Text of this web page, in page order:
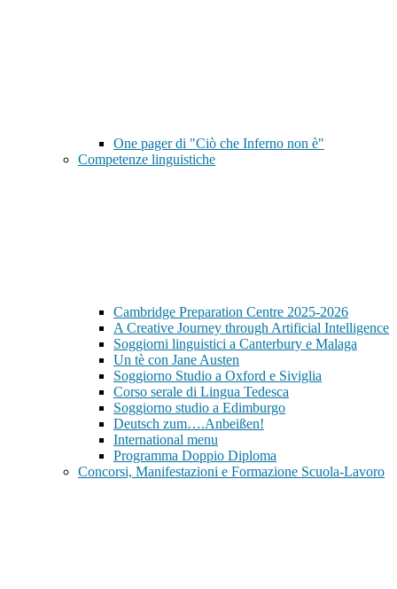
One pager di "Ciò che Inferno non è"
Competenze linguistiche
Cambridge Preparation Centre 2025-2026
A Creative Journey through Artificial Intelligence
Soggiorni linguistici a Canterbury e Malaga
Un tè con Jane Austen
Soggiorno Studio a Oxford e Siviglia
Corso serale di Lingua Tedesca
Soggiorno studio a Edimburgo
Deutsch zum….Anbeißen!
International menu
Programma Doppio Diploma
Concorsi, Manifestazioni e Formazione Scuola-Lavoro